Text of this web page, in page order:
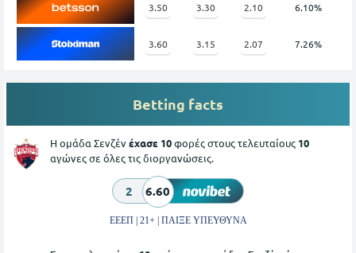
3.50 3.30 2.10 6.10%
3.60 3.15 2.07 7.26%
Betting facts
Η ομάδα Σενζένέχασε 10φορές στους τελευταίους 10
αγώνες σε όλες τις διοργανώσεις.
2 6.60
ΕΕΕΠ | 21+ | ΠΑΙΞΕ ΥΠΕΥΘΥΝΑ